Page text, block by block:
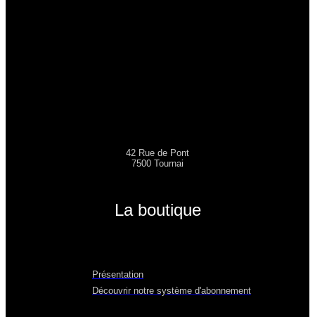
42 Rue de Pont
7500 Tournai
La boutique
Présentation
Découvrir notre système d'abonnement